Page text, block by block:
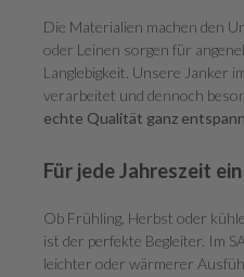
Die Materialien machen den
oder Leinen sorgen für
Langlebigkeit. Unsere Janker
verarbeitet und dennoch
echte Qualität ganz
Für jede Jahreszeit
Ob Frühling, Herbst oder
ist der perfekte Begleiter. Im
leichter oder wärmerer